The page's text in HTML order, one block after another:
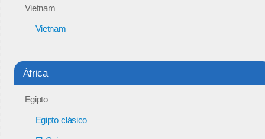
Vietnam
Vietnam
África
Egipto
Egipto clásico